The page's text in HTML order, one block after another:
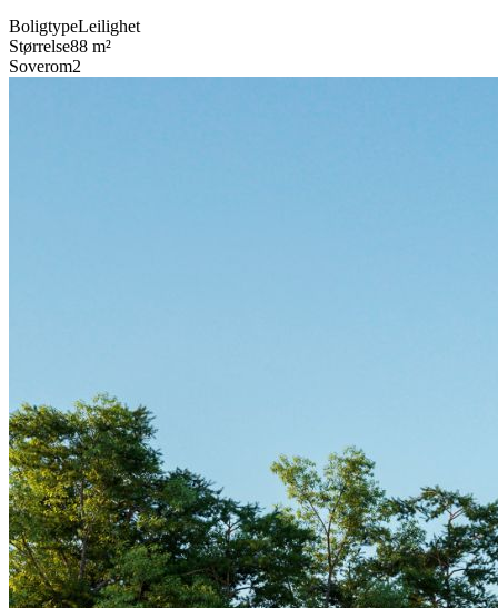
BoligtypeLeilighet
Størrelse88 m²
Soverom2